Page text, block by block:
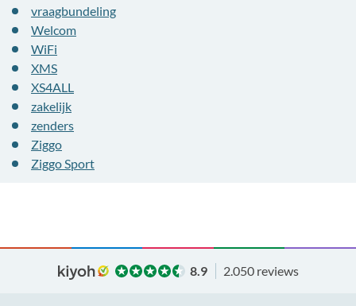
vraagbundeling
Welcom
WiFi
XMS
XS4ALL
zakelijk
zenders
Ziggo
Ziggo Sport
8.9 2.050 reviews